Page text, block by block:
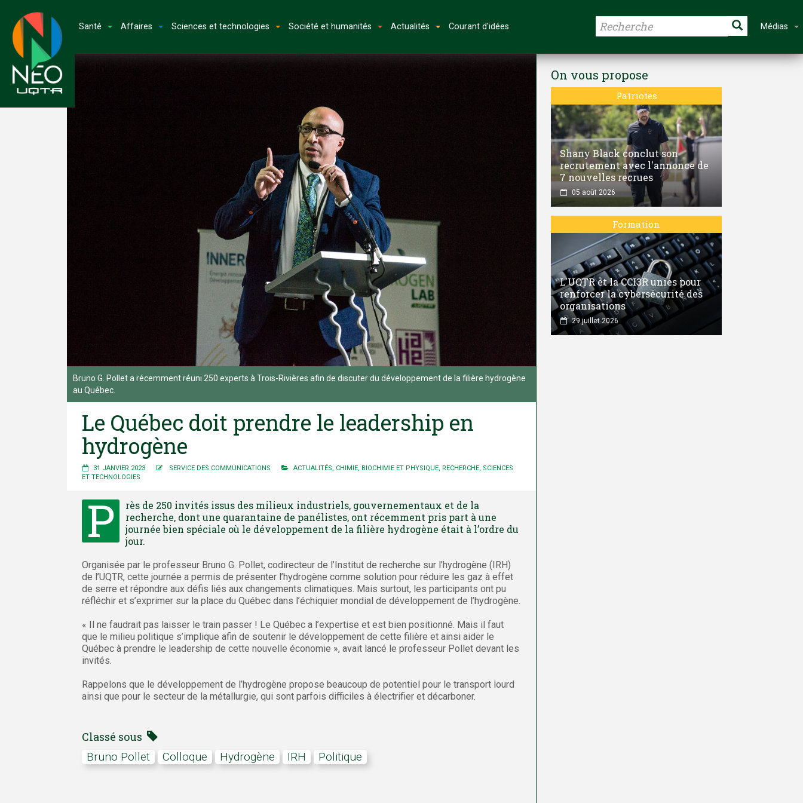
Santé Affaires Sciences et technologies Société et humanités Actualités Courant d'idées Médias
Bruno G. Pollet a récemment réuni 250 experts à Trois-Rivières afin de discuter du développement de la filière hydrogène
au Québec.
Le Québec doit prendre le leadership en
hydrogène
31 JANVIER 2023 SERVICE DES COMMUNICATIONS ACTUALITÉS, CHIMIE, BIOCHIMIE ET PHYSIQUE, RECHERCHE, SCIENCES
ET TECHNOLOGIES
P
rès de 250 invités issus des milieux industriels, gouvernementaux et de la
recherche, dont une quarantaine de panélistes, ont récemment pris part à une
journée bien spéciale où le développement de la filière hydrogène était à l’ordre du
jour.
Organisée par le professeur Bruno G. Pollet, codirecteur de l’Institut de recherche sur l’hydrogène (IRH)
de l’UQTR, cette journée a permis de présenter l’hydrogène comme solution pour réduire les gaz à effet
de serre et répondre aux défis liés aux changements climatiques. Mais surtout, les participants ont pu
réfléchir et s’exprimer sur la place du Québec dans l’échiquier mondial de développement de l’hydrogène.
« Il ne faudrait pas laisser le train passer ! Le Québec a l’expertise et est bien positionné. Mais il faut
que le milieu politique s’implique afin de soutenir le développement de cette filière et ainsi aider le
Québec à prendre le leadership de cette nouvelle économie », avait lancé le professeur Pollet devant les
invités.
Rappelons que le développement de l’hydrogène propose beaucoup de potentiel pour le transport lourd
ainsi que pour le secteur de la métallurgie, qui sont parfois difficiles à électrifier et décarboner.
Classé sous
Bruno Pollet colloque hydrogène IRH politique
On vous propose
Patriotes
Shany Black conclut son
recrutement avec l'annonce de
7 nouvelles recrues
05 août 2026
Formation
L'UQTR et la CCI3R unies pour
renforcer la cybersécurité des
organisations
29 juillet 2026